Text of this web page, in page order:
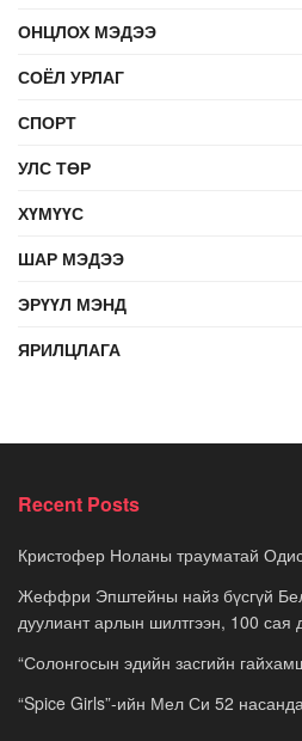
ОНЦЛОХ МЭДЭЭ
СОЁЛ УРЛАГ
СПОРТ
УЛС ТӨР
ХҮМҮҮС
ШАР МЭДЭЭ
ЭРҮҮЛ МЭНД
ЯРИЛЦЛАГА
Recent Posts
Кристофер Ноланы трауматай
Жеффри Эпштейны найз бүсгүй
дуулиант арлын шилтгээн, 100 сая
“Солонгосын эдийн засгийн
“Spice Girls”-ийн Мел Си 52